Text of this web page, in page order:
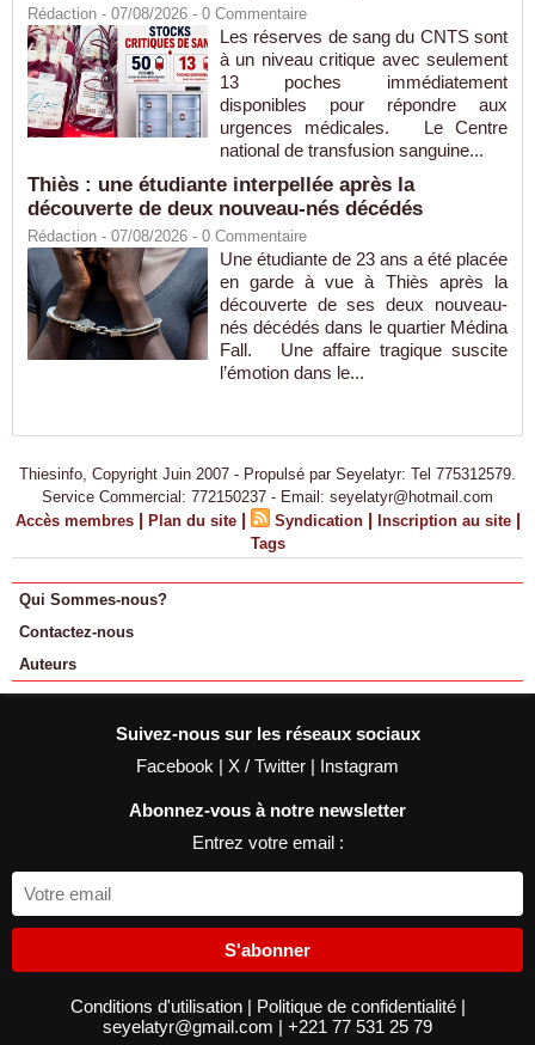
Rédaction - 07/08/2026 - 0 Commentaire
Les réserves de sang du CNTS sont
à un niveau critique avec seulement
13 poches immédiatement
disponibles pour répondre aux
urgences médicales. Le Centre
national de transfusion sanguine...
Thiès : une étudiante interpellée après la
découverte de deux nouveau-nés décédés
Rédaction - 07/08/2026 - 0 Commentaire
Une étudiante de 23 ans a été placée
en garde à vue à Thiès après la
découverte de ses deux nouveau-
nés décédés dans le quartier Médina
Fall. Une affaire tragique suscite
l’émotion dans le...
Thiesinfo, Copyright Juin 2007 - Propulsé par Seyelatyr: Tel 775312579.
Service Commercial: 772150237 - Email: seyelatyr@hotmail.com
Accès membres | Plan du site | Syndication | Inscription au site |
Tags
Qui Sommes-nous?
Contactez-nous
Auteurs
Suivez-nous sur les réseaux sociaux
Facebook | X / Twitter | Instagram
Abonnez-vous à notre newsletter
Entrez votre email :
S'abonner
Conditions d'utilisation | Politique de confidentialité |
seyelatyr@gmail.com | +221 77 531 25 79